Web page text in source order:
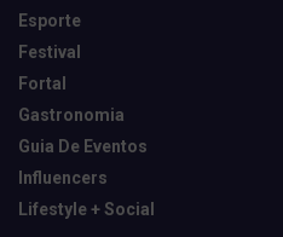
Esporte
Festival
Fortal
Gastronomia
Guia De Eventos
Influencers
Lifestyle + Social